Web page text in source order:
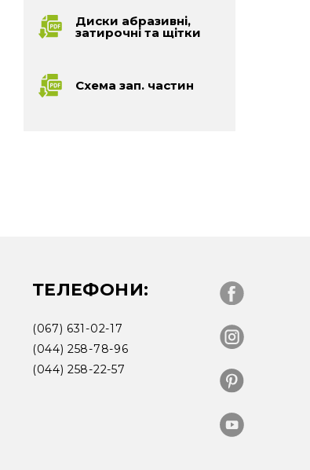
Диски абразивні,
затирочні та щітки
Схема зап. частин
ТЕЛЕФОНИ:
(067) 631-02-17
(044) 258-78-96
(044) 258-22-57